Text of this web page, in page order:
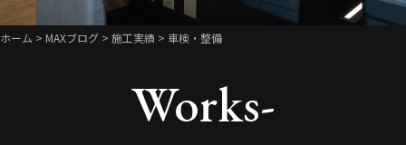
ホーム > MAXブログ > 施工実績 > 車検・整備
Works-